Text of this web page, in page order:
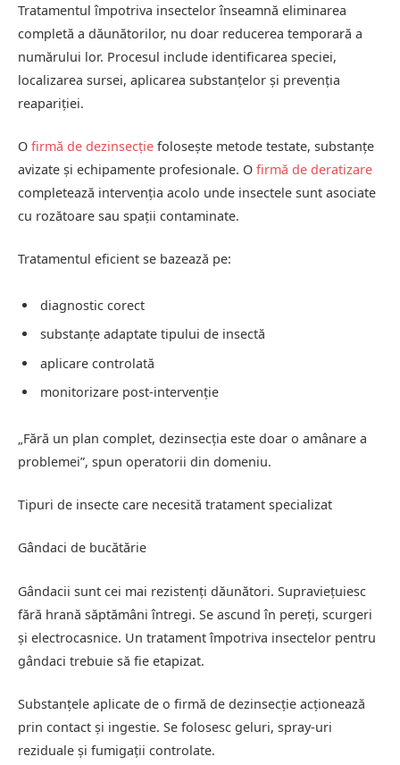
Tratamentul împotriva insectelor înseamnă eliminarea
completă a dăunătorilor, nu doar reducerea temporară a
numărului lor. Procesul include identificarea speciei,
localizarea sursei, aplicarea substanțelor și prevenția
reapariției.
O firmă de dezinsecție folosește metode testate, substanțe
avizate și echipamente profesionale. O firmă de deratizare
completează intervenția acolo unde insectele sunt asociate
cu rozătoare sau spații contaminate.
Tratamentul eficient se bazează pe:
diagnostic corect
substanțe adaptate tipului de insectă
aplicare controlată
monitorizare post-intervenție
„Fără un plan complet, dezinsecția este doar o amânare a
problemei”, spun operatorii din domeniu.
Tipuri de insecte care necesită tratament specializat
Gândaci de bucătărie
Gândacii sunt cei mai rezistenți dăunători. Supraviețuiesc
fără hrană săptămâni întregi. Se ascund în pereți, scurgeri
și electrocasnice. Un tratament împotriva insectelor pentru
gândaci trebuie să fie etapizat.
Substanțele aplicate de o firmă de dezinsecție acționează
prin contact și ingestie. Se folosesc geluri, spray-uri
reziduale și fumigații controlate.